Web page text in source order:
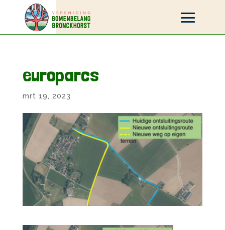
europarcs
mrt 19, 2023